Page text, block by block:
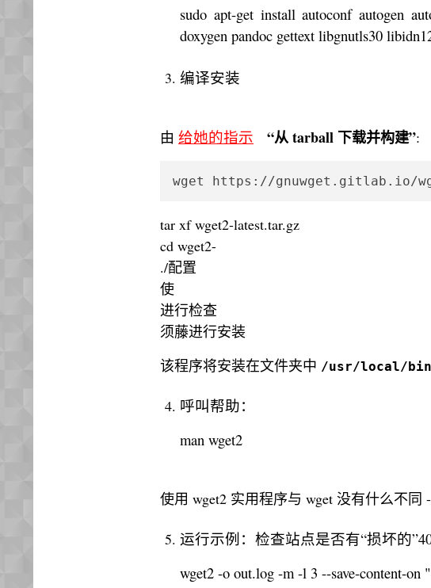
sudo apt-get install autoconf autogen
doxygen pandoc gettext libgnutls30
编译安装
由 给她的指示 “从 tarball 下载并构建”:
wget https://gnuwget.gitlab.io/
tar xf wget2-latest.tar.gz
cd wget2-
./配置
使
进行检查
须藤进行安装
该程序将安装在文件夹中 /usr/local/
呼叫帮助：
man wget2
使用 wget2 实用程序与 wget 没有什么不同
运行示例：检查站点是否有“损坏的
wget2 -o out.log -m -l 3 --save-content-on